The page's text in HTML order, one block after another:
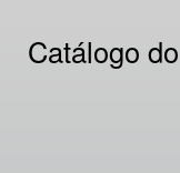
Catálogo